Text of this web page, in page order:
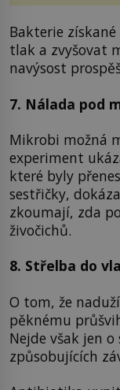
Bakterie
tlak a zvyšovat
navýsost
7. Nálada pod
Mikrobi možná
experiment
které byly
sestřičky,
zkoumají, zda
živočichů.
8. Střelba do
O tom, že
pěknému
Nejde však jen
způsobujících